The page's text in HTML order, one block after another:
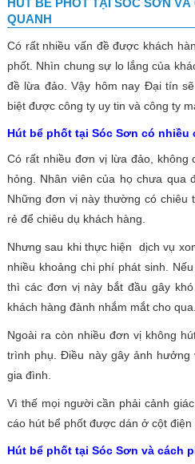
HÚT BỂ PHỐT TẠI SÓC SƠN
QUANH
Có rất nhiều vấn đề được khách
phốt. Nhìn chung sự lo lắng của
đề lừa đảo. Vậy hôm nay Đại tín
biệt được công ty uy tin và công ty
Hút bể phốt tại Sóc Sơn có nhiều
Có rất nhiều đơn vị lừa đảo,
hỏng. Nhân viên của họ chưa qua
Những đơn vị này thường có
rẻ để chiêu dụ khách hàng.
Nhưng sau khi thực hiện dịch vụ
nhiều khoảng chi phí phát sinh.
thì các đơn vị này bắt đầu gây
khách hàng đành nhắm mắt cho qua.
Ngoài ra còn nhiều đơn vị không
trình phụ. Điều này gây ảnh
gia đình.
Vì thế mọi người cần phải cảnh
cáo hút bể phốt được dán ở cột điện
Hút bể phốt tại Sóc Sơn và cách